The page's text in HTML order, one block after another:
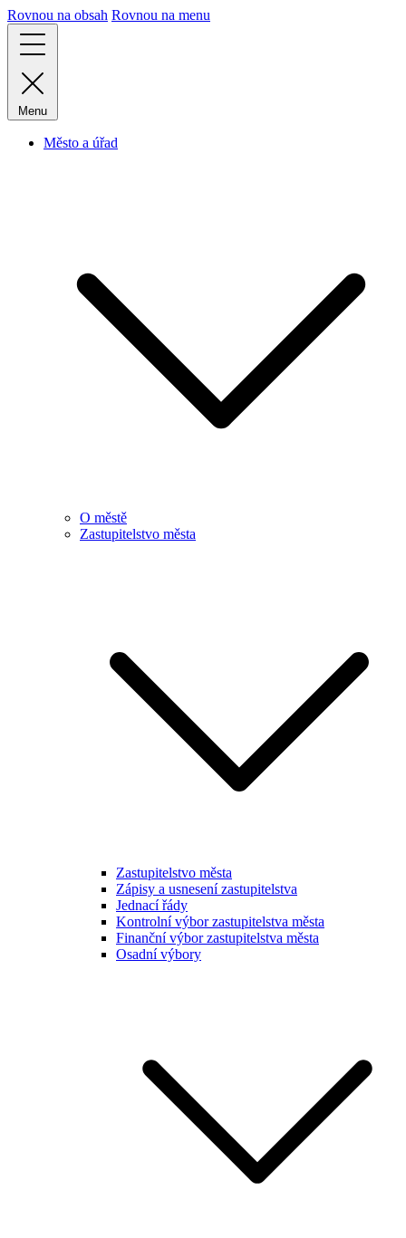
Rovnou na obsah Rovnou na menu
Menu
Město a úřad
O městě
Zastupitelstvo města
Zastupitelstvo města
Zápisy a usnesení zastupitelstva
Jednací řády
Kontrolní výbor zastupitelstva města
Finanční výbor zastupitelstva města
Osadní výbory